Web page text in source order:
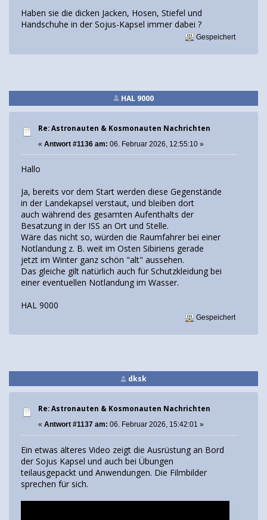
Haben sie die dicken Jacken, Hosen, Stiefel und
Handschuhe in der Sojus-Kapsel immer dabei ?
Gespeichert
HAL 9000
Re: Astronauten & Kosmonauten Nachrichten
« Antwort #1136 am: 06. Februar 2026, 12:55:10 »
Hallo
Ja, bereits vor dem Start werden diese Gegenstände
in der Landekapsel verstaut, und bleiben dort
auch während des gesamten Aufenthalts der
Besatzung in der ISS an Ort und Stelle.
Wäre das nicht so, würden die Raumfahrer bei einer
Notlandung z. B. weit im Osten Sibiriens gerade
jetzt im Winter ganz schön "alt" aussehen.
Das gleiche gilt natürlich auch für Schutzkleidung bei
einer eventuellen Notlandung im Wasser.
HAL 9000
Gespeichert
dksk
Re: Astronauten & Kosmonauten Nachrichten
« Antwort #1137 am: 06. Februar 2026, 15:42:01 »
Ein etwas älteres Video zeigt die Ausrüstung an Bord
der Sojus Kapsel und auch bei Übungen
teilausgepackt und Anwendungen. Die Filmbilder
sprechen für sich.